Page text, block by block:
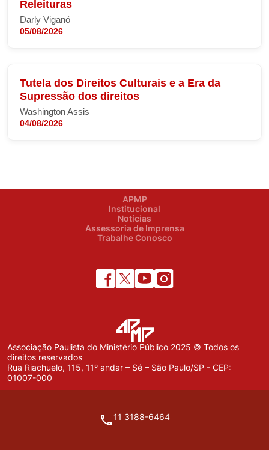
Releituras
Darly Viganó
05/08/2026
Tutela dos Direitos Culturais e a Era da
Supressão dos direitos
Washington Assis
04/08/2026
APMP
Institucional
Notícias
Assessoria de Imprensa
Trabalhe Conosco
Associação Paulista do Ministério Público 2025 © Todos os
direitos reservados
Rua Riachuelo, 115, 11º andar – Sé – São Paulo/SP - CEP:
01007-000
11 3188-6464